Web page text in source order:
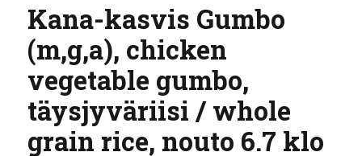
Kana-kasvis Gumbo
(m,g,a), chicken
vegetable gumbo,
täysjyväriisi / whole
grain rice, nouto 6.7 klo